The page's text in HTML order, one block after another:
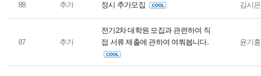
88 추가 정시 추가모집 김시은
87 추가
전기2차 대학원 모집과 관련하여 직
접 서류 제출에 관하여 여쭤봅니다.
윤기홍